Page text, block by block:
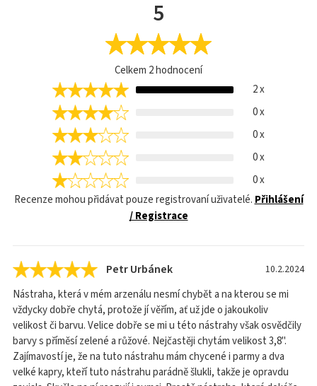
5
Celkem 2hodnocení
2 x
0 x
0 x
0 x
0 x
Recenze mohou přidávat pouze registrovaní uživatelé. Přihlášení
/ Registrace
Petr Urbánek 10.2.2024
Nástraha, která v mém arzenálu nesmí chybět a na kterou se mi
vždycky dobře chytá, protože jí věřím, ať už jde o jakoukoliv
velikost či barvu. Velice dobře se mi u této nástrahy však osvědčily
barvy s příměsí zelené a růžové. Nejčastěji chytám velikost 3,8".
Zajímavostí je, že na tuto nástrahu mám chycené i parmy a dva
velké kapry, kteří tuto nástrahu parádně šlukli, takže je opravdu